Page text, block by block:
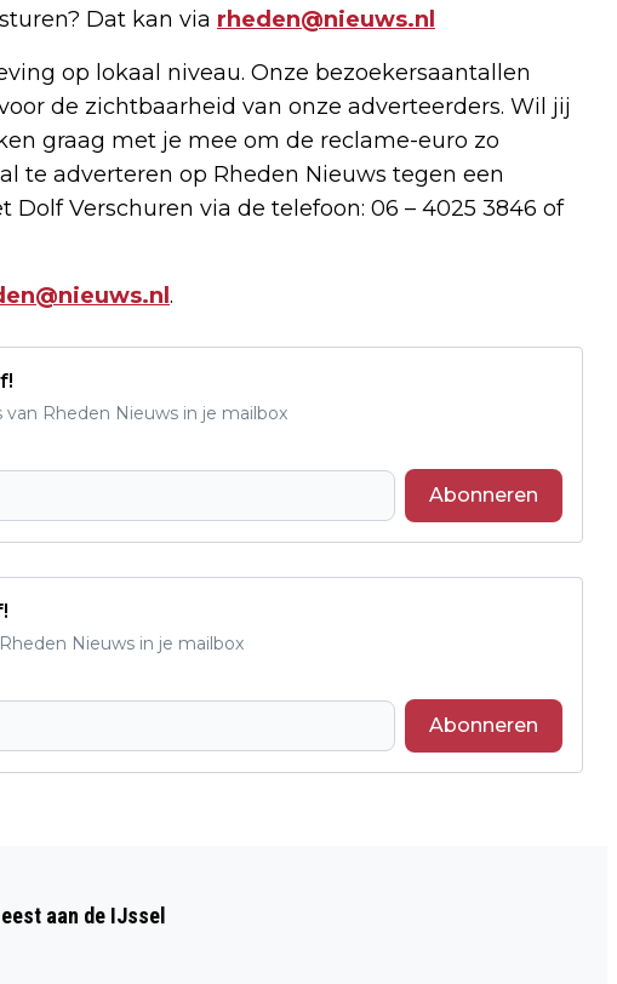
Dat kan via rheden@nieuws.nl
op lokaal niveau. Onze bezoekersaantallen
de zichtbaarheid van onze adverteerders. Wil jij
graag met je mee om de reclame-euro zo
te adverteren op Rheden Nieuws tegen een
Verschuren via de telefoon: 06 – 4025 3846 of
.
Rheden Nieuws in je mailbox
Abonneren
Nieuws in je mailbox
Abonneren
ZOOM! TREKT VOLLE GROTE KERK IN
aan de IJssel